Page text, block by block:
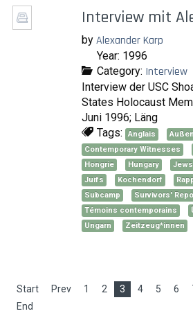
Interview mit
by Alexander Karp
Year: 1996
Category: Interview
Interview der USC
States Holocaust
Juni 1996; Läng
Tags:
Anglais
Contemporary Witnesses
Hongrie
Hungary Jews
Juifs
Kochendorf
Subcamp
Survivors'
Témoins contemporains
Ungarn
Zeitzeug*innen
Start Prev 1 2 3 4 5 6
End